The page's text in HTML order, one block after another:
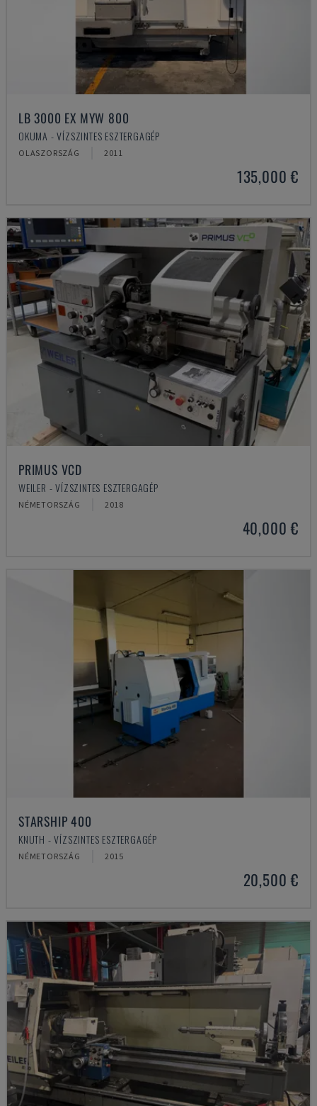
LB 3000 EX MYW 800
OKUMA - VÍZSZINTES ESZTERGAGÉP
OLASZORSZÁG 2011
135,000 €
PRIMUS VCD
WEILER - VÍZSZINTES ESZTERGAGÉP
NÉMETORSZÁG 2018
40,000 €
STARSHIP 400
KNUTH - VÍZSZINTES ESZTERGAGÉP
NÉMETORSZÁG 2015
20,500 €